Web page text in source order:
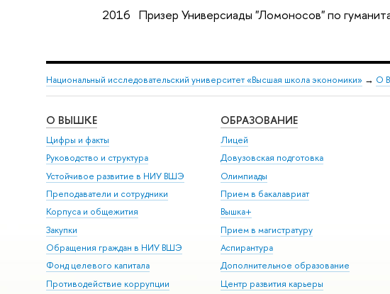
2016 Призер Универсиады "Ломоносов" по
Национальный исследовательский университет «Высшая школа экономики» → О
О ВЫШКЕ
Цифры и факты
Руководство и структура
Устойчивое развитие в НИУ ВШЭ
Преподаватели и сотрудники
Корпуса и общежития
Закупки
Обращения граждан в НИУ ВШЭ
Фонд целевого капитала
Противодействие коррупции
ОБРАЗОВАНИЕ
Лицей
Довузовская подготовка
Олимпиады
Прием в бакалавриат
Вышка+
Прием в магистратуру
Аспирантура
Дополнительное образование
Центр развития карьеры